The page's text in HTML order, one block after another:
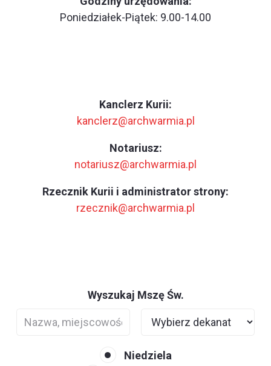
Poniedziałek-Piątek: 9.00-14.00
Kanclerz Kurii:
kanclerz@archwarmia.pl
Notariusz:
notariusz@archwarmia.pl
Rzecznik Kurii i administrator strony:
rzecznik@archwarmia.pl
Wyszukaj Mszę Św.
Niedziela